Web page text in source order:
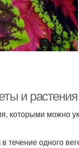
и
которыми можно
течение одного